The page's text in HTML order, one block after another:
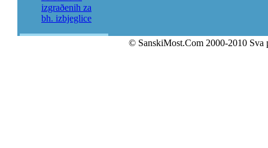
izgraðenih za
bh. izbjeglice
© SanskiMost.Com 2000-2010